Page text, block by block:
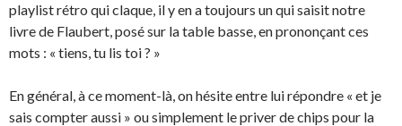
playlist rétro qui claque, il y en a toujours un qui saisit notre
livre de Flaubert, posé sur la table basse, en prononçant ces
mots : « tiens, tu lis toi ? »
En général, à ce moment-là, on hésite entre lui répondre « et je
sais compter aussi » ou simplement le priver de chips pour la